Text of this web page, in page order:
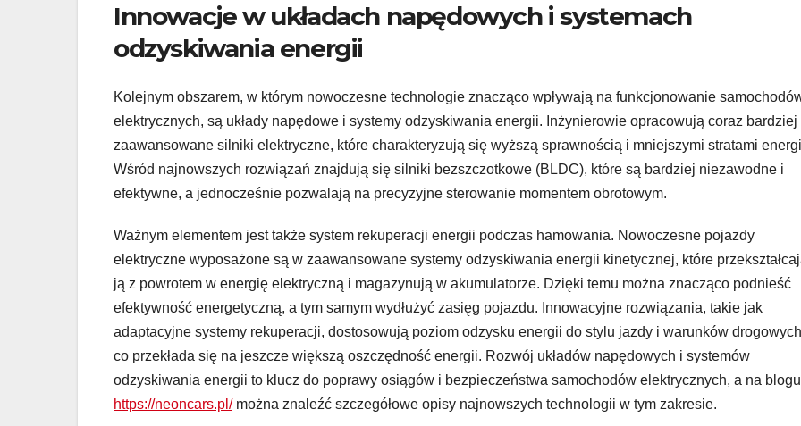
Innowacje w układach napędowych i systemach
odzyskiwania energii
Kolejnym obszarem, w którym nowoczesne technologie znacząco wpływają na funkcjonowanie
elektrycznych, są układy napędowe i systemy odzyskiwania energii. Inżynierowie opracowują coraz bardziej
zaawansowane silniki elektryczne, które charakteryzują się wyższą sprawnością i mniejszymi stratami
Wśród najnowszych rozwiązań znajdują się silniki bezszczotkowe (BLDC), które są bardziej niezawodne i
efektywne, a jednocześnie pozwalają na precyzyjne sterowanie momentem obrotowym.
Ważnym elementem jest także system rekuperacji energii podczas hamowania. Nowoczesne pojazdy
elektryczne wyposażone są w zaawansowane systemy odzyskiwania energii kinetycznej, które
ją z powrotem w energię elektryczną i magazynują w akumulatorze. Dzięki temu można znacząco podnieść
efektywność energetyczną, a tym samym wydłużyć zasięg pojazdu. Innowacyjne rozwiązania, takie jak
adaptacyjne systemy rekuperacji, dostosowują poziom odzysku energii do stylu jazdy i warunków
co przekłada się na jeszcze większą oszczędność energii. Rozwój układów napędowych i systemów
odzyskiwania energii to klucz do poprawy osiągów i bezpieczeństwa samochodów elektrycznych, a na blogu
https://neoncars.pl/można znaleźć szczegółowe opisy najnowszych technologii w tym zakresie.